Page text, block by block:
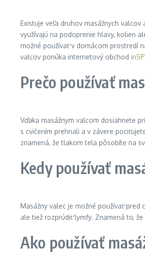
Existuje veľa druhov masážnych
využívajú na podoprenie hlavy, kolien
možné používať v domácom prostredí
valcov ponúka internetový obchod
Prečo používať
Vďaka masážnym valcom dosiahnete
s cvičením prehnali a v závere
znamená, že tlakom tela pôsobíte na
Kedy používať
Masážny valec je možné používať
ale tiež rozprúdiť lymfy. Znamená to,
Ako používať